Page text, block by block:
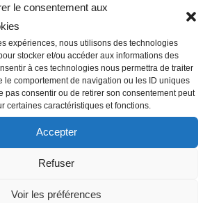
le consentement aux
expériences, nous utilisons des technologies
stocker et/ou accéder aux informations des
à ces technologies nous permettra de traiter
le comportement de navigation ou les ID uniques
pas consentir ou de retirer son consentement peut
certaines caractéristiques et fonctions.
Accepter
Refuser
Voir les préférences
2
Femelle